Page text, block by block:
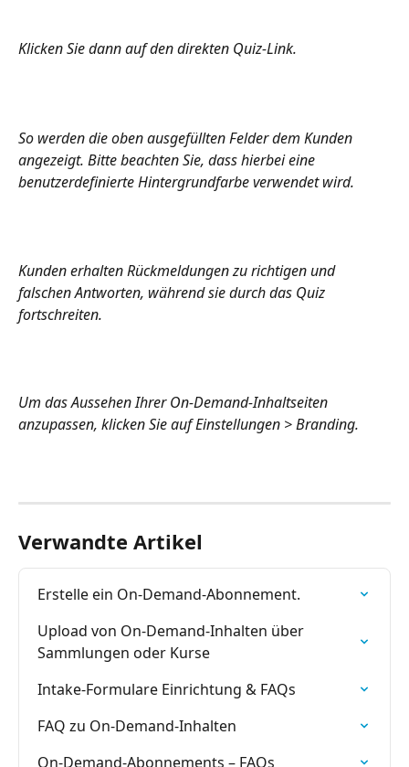
Klicken Sie dann auf den direkten Quiz-Link.
So werden die oben ausgefüllten Felder dem Kunden
angezeigt. Bitte beachten Sie, dass hierbei eine
benutzerdefinierte Hintergrundfarbe verwendet wird.
Kunden erhalten Rückmeldungen zu richtigen und
falschen Antworten, während sie durch das Quiz
fortschreiten.
Um das Aussehen Ihrer On-Demand-Inhaltseiten
anzupassen, klicken Sie auf Einstellungen > Branding.
Verwandte Artikel
Erstelle ein On-Demand-Abonnement.
Upload von On-Demand-Inhalten über
Sammlungen oder Kurse
Intake-Formulare Einrichtung & FAQs
FAQ zu On-Demand-Inhalten
On-Demand-Abonnements – FAQs